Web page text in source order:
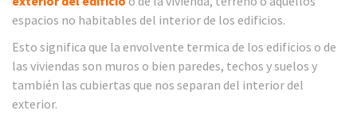
espacios no habitables del interior de los edificios.
Esto significa que la envolvente termica de los edificios o de
las viviendas son muros o bien paredes, techos y suelos y
también las cubiertas que nos separan del interior del
exterior.